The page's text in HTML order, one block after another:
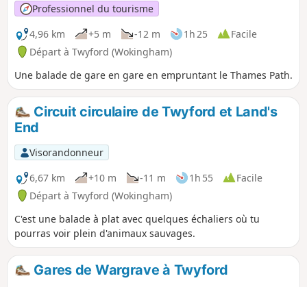
Professionnel du tourisme
4,96 km
+5 m -12 m 1h 25
Facile
Départ à Twyford (Wokingham)
Une balade de gare en gare en empruntant le Thames Path.
Circuit circulaire de Twyford et Land's
End
Visorandonneur
6,67 km
+10 m -11 m 1h 55
Facile
Départ à Twyford (Wokingham)
C'est une balade à plat avec quelques échaliers où tu
pourras voir plein d'animaux sauvages.
Gares de Wargrave à Twyford